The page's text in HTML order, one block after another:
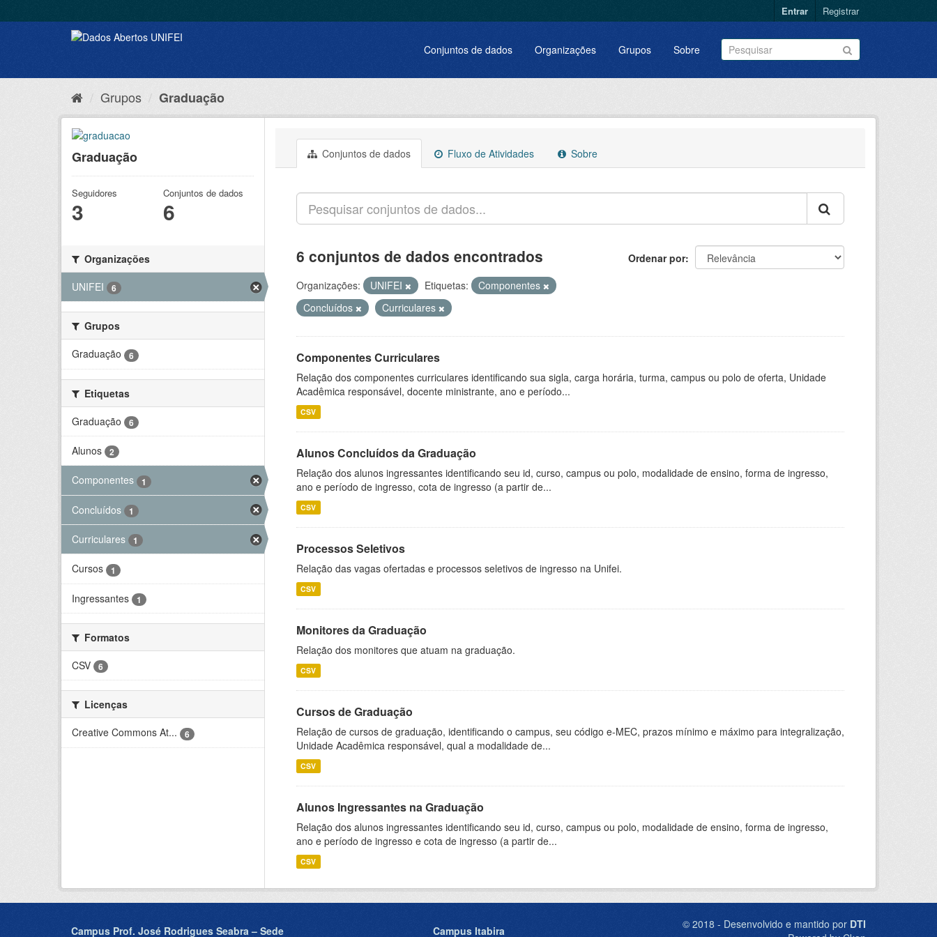
Entrar Registrar
Conjuntos de dados Organizações Grupos Sobre
Grupos Graduação
Graduação
Seguidores
3
Conjuntos de dados
6
Organizações
UNIFEI
6
Grupos
Graduação
6
Etiquetas
Graduação
6
Alunos 2
Componentes 1
Concluídos 1
Curriculares 1
Cursos 1
Ingressantes 1
Formatos
CSV
6
Licenças
Creative Commons At...
6
Conjuntos de dados Fluxo de Atividades Sobre
Ordenar por
6 conjuntos de dados encontrados
Organizações: UNIFEI Etiquetas:
Componentes
Concluídos
Curriculares
Componentes Curriculares
Relação dos componentes curriculares identificando sua sigla, carga horária, turma, campus ou polo de oferta, Unidade
Acadêmica responsável, docente ministrante, ano e período...
CSV
Alunos Concluídos da Graduação
Relação dos alunos ingressantes identificando seu id, curso, campus ou polo, modalidade de ensino, forma de ingresso,
ano e período de ingresso, cota de ingresso (a partir de...
CSV
Processos Seletivos
Relação das vagas ofertadas e processos seletivos de ingresso na Unifei.
CSV
Monitores da Graduação
Relação dos monitores que atuam na graduação.
CSV
Cursos de Graduação
Relação de cursos de graduação, identificando o campus, seu código e-MEC, prazos mínimo e máximo para integralização,
Unidade Acadêmica responsável, qual a modalidade de...
CSV
Alunos Ingressantes na Graduação
Relação dos alunos ingressantes identificando seu id, curso, campus ou polo, modalidade de ensino, forma de ingresso,
ano e período de ingresso e cota de ingresso (a partir de...
CSV
Campus Prof. José Rodrigues Seabra – Sede Campus Itabira © 2018 - Desenvolvido e mantido por DTI